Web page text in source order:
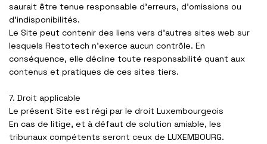
saurait être tenue responsable d’erreurs, d’omissions ou
d’indisponibilités.
Le Site peut contenir des liens vers d’autres sites web sur
lesquels Restotech n’exerce aucun contrôle. En
conséquence, elle décline toute responsabilité quant aux
contenus et pratiques de ces sites tiers.
7. Droit applicable
Le présent Site est régi par le droit Luxembourgeois
En cas de litige, et à défaut de solution amiable, les
tribunaux compétents seront ceux de LUXEMBOURG.